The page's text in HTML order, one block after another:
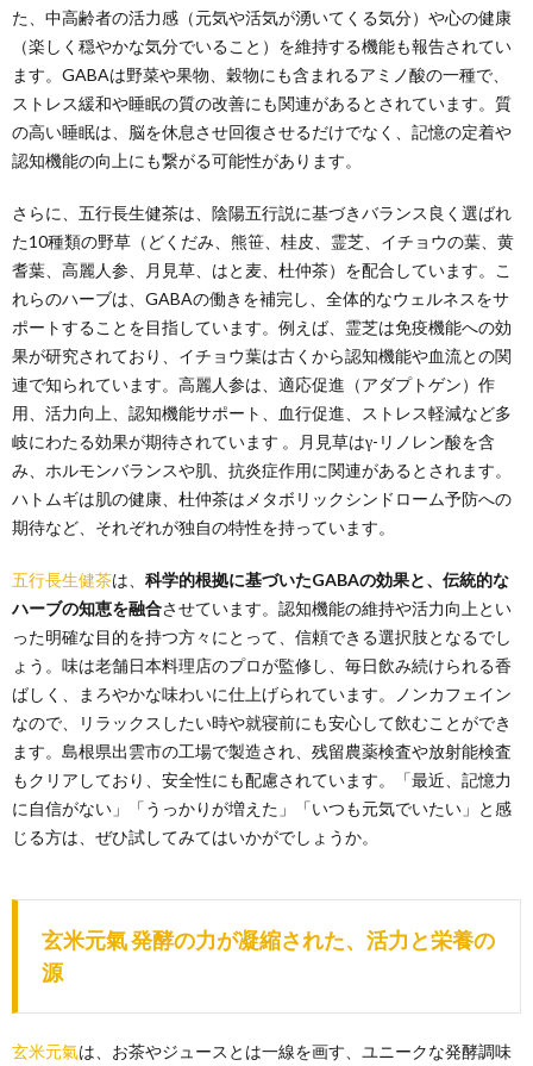
た、中高齢者の活力感（元気や活気が湧いてくる気分）や心の健康
（楽しく穏やかな気分でいること）を維持する機能も報告されてい
ます。GABAは野菜や果物、穀物にも含まれるアミノ酸の一種で、
ストレス緩和や睡眠の質の改善にも関連があるとされています。質
の高い睡眠は、脳を休息させ回復させるだけでなく、記憶の定着や
認知機能の向上にも繋がる可能性があります。
さらに、五行長生健茶は、陰陽五行説に基づきバランス良く選ばれ
た10種類の野草（どくだみ、熊笹、桂皮、霊芝、イチョウの葉、黄
耆葉、高麗人参、月見草、はと麦、杜仲茶）を配合しています。こ
れらのハーブは、GABAの働きを補完し、全体的なウェルネスをサ
ポートすることを目指しています。例えば、霊芝は免疫機能への効
果が研究されており、イチョウ葉は古くから認知機能や血流との関
連で知られています。高麗人参は、適応促進（アダプトゲン）作
用、活力向上、認知機能サポート、血行促進、ストレス軽減など多
岐にわたる効果が期待されています 。月見草はγ-リノレン酸を含
み、ホルモンバランスや肌、抗炎症作用に関連があるとされます。
ハトムギは肌の健康、杜仲茶はメタボリックシンドローム予防への
期待など、それぞれが独自の特性を持っています。
五行長生健茶は、 科学的根拠に基づいたGABAの効果と、伝統的な
ハーブの知恵を融合させています。認知機能の維持や活力向上とい
った明確な目的を持つ方々にとって、信頼できる選択肢となるでし
ょう。味は老舗日本料理店のプロが監修し、毎日飲み続けられる香
ばしく、まろやかな味わいに仕上げられています。ノンカフェイン
なので、リラックスしたい時や就寝前にも安心して飲むことができ
ます。島根県出雲市の工場で製造され、残留農薬検査や放射能検査
もクリアしており、安全性にも配慮されています。「最近、記憶力
に自信がない」「うっかりが増えた」「いつも元気でいたい」と感
じる方は、ぜひ試してみてはいかがでしょうか。
玄米元氣 発酵の力が凝縮された、活力と栄養の
源
玄米元氣は、お茶やジュースとは一線を画す、ユニークな発酵調味